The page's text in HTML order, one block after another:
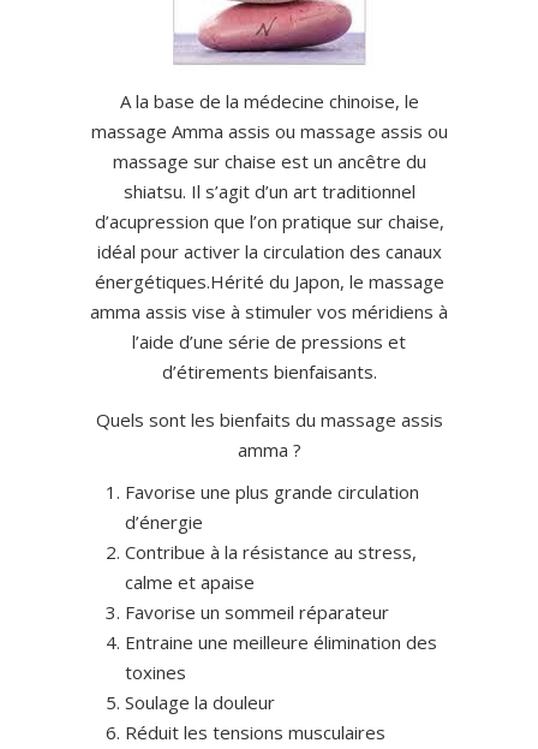
A la base de la médecine chinoise, le
massage Amma assis ou massage assis ou
massage sur chaise est un ancêtre du
shiatsu. Il s’agit d’un art traditionnel
d’acupression que l’on pratique sur chaise,
idéal pour activer la circulation des canaux
énergétiques.Hérité du Japon, le massage
amma assis vise à stimuler vos méridiens à
l’aide d’une série de pressions et
d’étirements bienfaisants.
Quels sont les bienfaits du massage assis
amma ?
Favorise une plus grande circulation
d’énergie
Contribue à la résistance au stress,
calme et apaise
Favorise un sommeil réparateur
Entraine une meilleure élimination des
toxines
Soulage la douleur
Réduit les tensions musculaires